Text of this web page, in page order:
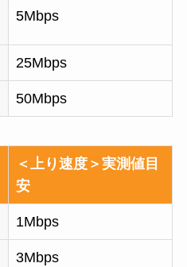
5Mbps
25Mbps
50Mbps
＜上り速度＞実測値目
安
1Mbps
3Mbps